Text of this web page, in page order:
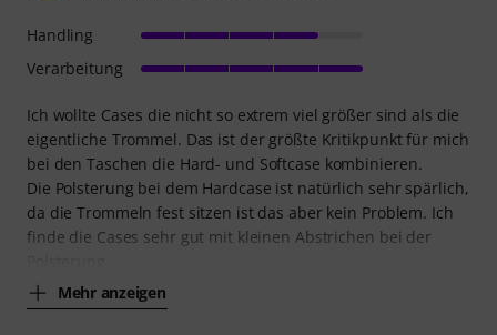
Ich wollte Cases die nicht so extrem viel größer sind als die
eigentliche Trommel. Das ist der größte Kritikpunkt für mich
bei den Taschen die Hard- und Softcase kombinieren.
Die Polsterung bei dem Hardcase ist natürlich sehr spärlich,
da die Trommeln fest sitzen ist das aber kein Problem. Ich
finde die Cases sehr gut mit kleinen Abstrichen bei der
Mehr anzeigen
Handling
Verarbeitung